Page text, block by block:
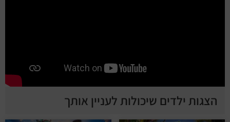
הצגות ילדים שיכולות לעניין אותך